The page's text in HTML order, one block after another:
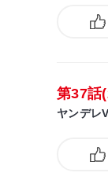
第37話
ヤンデレ